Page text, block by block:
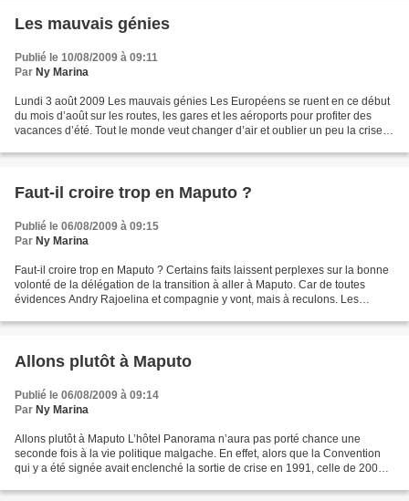
Les mauvais génies
Publié le 10/08/2009 à 09:11
Par Ny Marina
Lundi 3 août 2009 Les mauvais génies Les Européens se ruent en ce début
du mois d’août sur les routes, les gares et les aéroports pour profiter des
vacances d’été. Tout le monde veut changer d’air et oublier un peu la crise.
Faut-il croire trop en Maputo ?
Publié le 06/08/2009 à 09:15
Par Ny Marina
Faut-il croire trop en Maputo ? Certains faits laissent perplexes sur la bonne
volonté de la délégation de la transition à aller à Maputo. Car de toutes
évidences Andry Rajoelina et compagnie y vont, mais à reculons. Les
Allons plutôt à Maputo
Publié le 06/08/2009 à 09:14
Par Ny Marina
Allons plutôt à Maputo L’hôtel Panorama n’aura pas porté chance une
seconde fois à la vie politique malgache. En effet, alors que la Convention
qui y a été signée avait enclenché la sortie de crise en 1991, celle de 2009